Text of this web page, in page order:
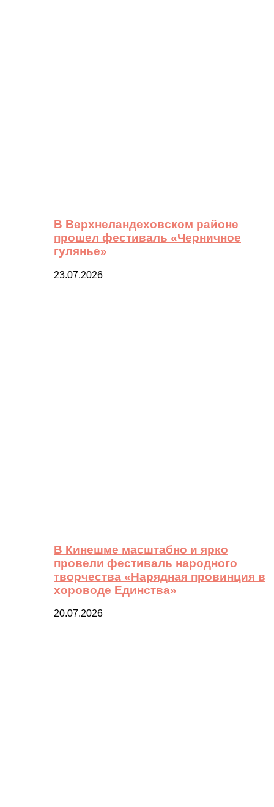
В Верхнеландеховском районе
прошел фестиваль «Черничное
гулянье»
23.07.2026
В Кинешме масштабно и ярко
провели фестиваль народного
творчества «Нарядная провинция в
хороводе Единства»
20.07.2026